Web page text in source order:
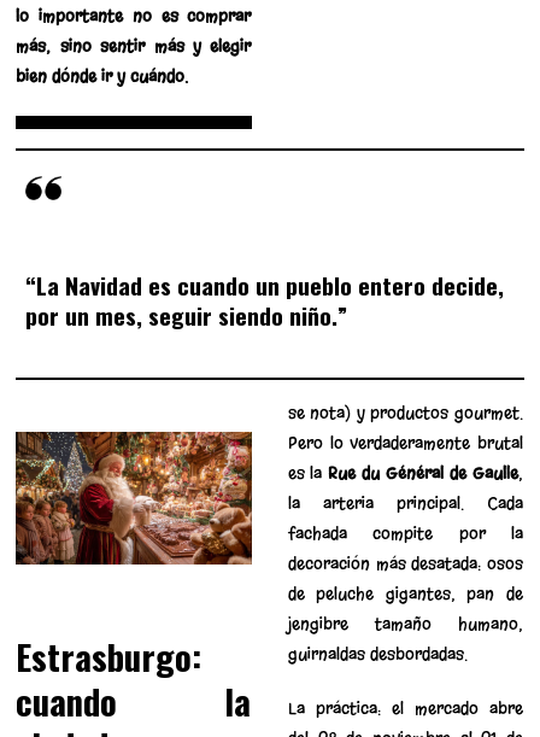
lo importante no es comprar
más, sino sentir más y elegir
bien dónde ir y cuándo.
“La Navidad es cuando un pueblo entero decide,
por un mes, seguir siendo niño.”
Estrasburgo:
cuando la
se nota) y productos gourmet.
Pero lo verdaderamente brutal
es la Rue du Général de Gaulle,
la arteria principal. Cada
fachada compite por la
decoración más desatada: osos
de peluche gigantes, pan de
jengibre tamaño humano,
guirnaldas desbordadas.
La práctica: el mercado abre